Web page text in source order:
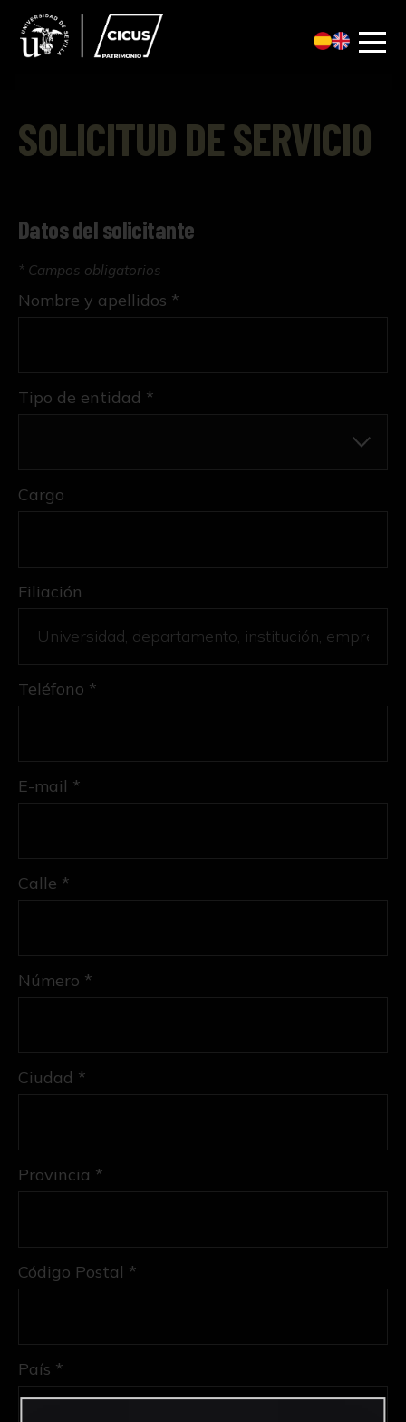
SOLICITUD DE SERVICIO
Datos del solicitante
* Campos obligatorios
Tipo de entidad *
Nombre y apellidos *
Cargo
Filiación
Teléfono *
E-mail *
Calle *
Número *
Ciudad *
Provincia *
Código Postal *
País *